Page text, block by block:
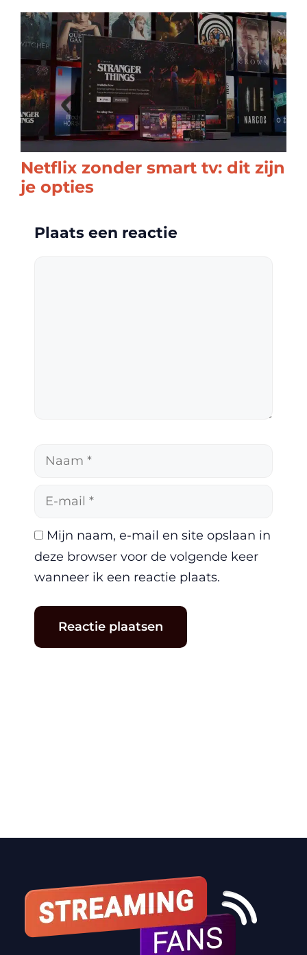
Netflix zonder smart tv: dit zijn
je opties
Plaats een reactie
Naam
Mijn naam, e-mail en site opslaan in
deze browser voor de volgende keer
wanneer ik een reactie plaats.